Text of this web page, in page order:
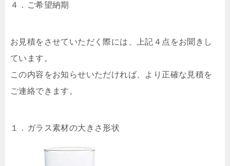
４．ご希望納期
お見積をさせていただく際には、上記４点をお聞きし
ています。
この内容をお知らせいただければ、より正確な見積を
ご連絡できます。
１．ガラス素材の大きさ形状